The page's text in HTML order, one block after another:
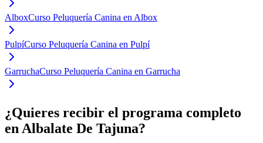
AlboxCurso Peluquería Canina en Albox
PulpíCurso Peluquería Canina en Pulpí
GarruchaCurso Peluquería Canina en Garrucha
¿Quieres recibir el programa completo
en Albalate De Tajuna?